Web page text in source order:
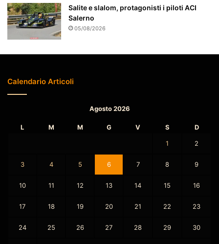
Salite e slalom, protagonisti i piloti ACI
Salerno
05/08/2026
Calendario Articoli
Agosto 2026
L M M G V S D
1 2
3 4 5 6 7 8 9
10 11 12 13 14 15 16
17 18 19 20 21 22 23
24 25 26 27 28 29 30